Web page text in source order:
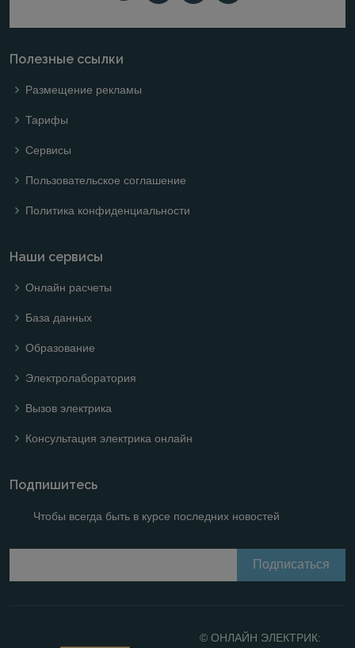
Полезные ссылки
Размещение рекламы
Тарифы
Сервисы
Пользовательское соглашение
Политика конфиденциальности
Наши сервисы
Онлайн расчеты
База данных
Образование
Электролаборатория
Вызов электрика
Консультация электрика онлайн
Подпишитесь
Чтобы всегда быть в курсе последних новостей
© ОНЛАЙН ЭЛЕКТРИК: